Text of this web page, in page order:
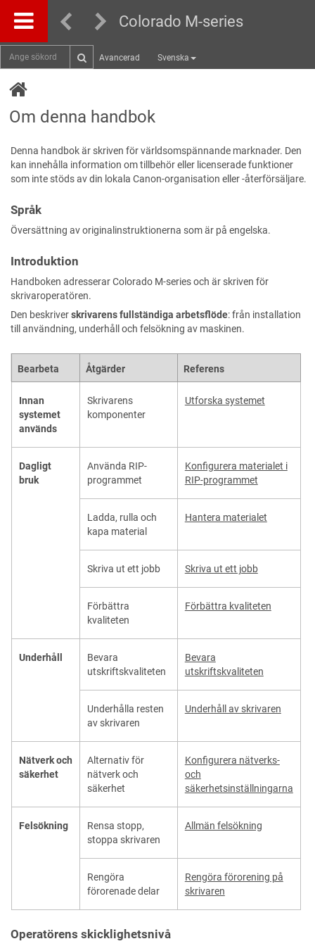
Colorado M-series
Avancerad Svenska
Om denna handbok
Denna handbok är skriven för världsomspännande marknader. Den
kan innehålla information om tillbehör eller licenserade funktioner
som inte stöds av din lokala Canon-organisation eller -återförsäljare.
Språk
Översättning av originalinstruktionerna som är på engelska.
Introduktion
Handboken adresserar Colorado M-series och är skriven för
skrivaroperatören.
Den beskriverskrivarens fullständiga arbetsflöde: från installation
till användning, underhåll och felsökning av maskinen.
Bearbeta Åtgärder Referens
Innan
systemet
används
Skrivarens
komponenter
Utforska systemet
Dagligt
bruk
Använda RIP-
programmet
Konfigurera materialet i
RIP-programmet
Ladda, rulla och
kapa material
Hantera materialet
Skriva ut ett jobb Skriva ut ett jobb
Förbättra
kvaliteten
Förbättra kvaliteten
Underhåll
Bevara
utskriftskvaliteten
Bevara
utskriftskvaliteten
Underhålla resten
av skrivaren
Underhåll av skrivaren
Nätverk och
säkerhet
Alternativ för
nätverk och
säkerhet
Konfigurera nätverks-
och
säkerhetsinställningarna
Felsökning
Rensa stopp,
stoppa skrivaren
Allmän felsökning
Rengöra
förorenade delar
Rengöra förorening på
skrivaren
Operatörens skicklighetsnivå